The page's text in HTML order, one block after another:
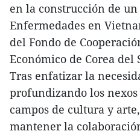
en la construcción de
Enfermedades en
del Fondo de
Económico de Corea del
Tras enfatizar la
profundizando los
campos de cultura y
mantener la